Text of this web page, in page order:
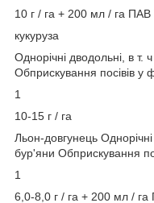
10 г / га + 200 мл / га
кукуруза
Однорічні дводольні, в т.
Обприскування посівів у
1
10-15 г / га
Льон-довгунець
бур'яни Обприскування
1
6,0-8,0 г / га + 200 мл /